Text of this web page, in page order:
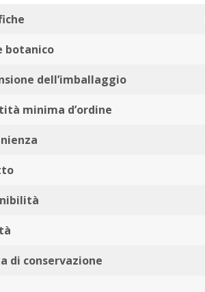
botanico
dell’imballaggio
minima d’ordine
di conservazione